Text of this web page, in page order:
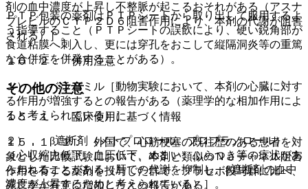
ＰＴＰ包装の薬剤はＰＴＰシートから取り出して服用するよ
う指導すること（ＰＴＰシートの誤飲により、硬い鋭角部が
食道粘膜へ刺入し、更には穿孔をおこして縦隔洞炎等の重篤
な合併症を併発することがある）。
その他の注意
１５．１． 臨床使用に基づく情報
１５．１．１． 外国で、心筋梗塞の既往歴のある患者を対
象とした比較試験において、本剤と類似のＮａチャネル阻害
作用を有する薬剤を投与した群で、プラセボ投与群に比べ、
死亡率が有意に増加したとの報告がある。
剤の血中濃度が上昇し不整脈が起こるおそれがある（アスナ
プレビルのＣＹＰ２Ｄ６阻害作用により、本剤の代謝が阻害
される）］。
１０．２． 併用注意：
１）． ベラパミル［動物実験において、本剤の心臓に対す
る作用が増強するとの報告がある（薬理学的な相加作用によ
ると考えられている）］。
２）． β遮断剤（メトプロロール、プロプラノロール）
［心収縮力低下、血圧低下、めまい、ふらつき等の症状があ
らわれることがある（肝での代謝を抑制し、β遮断剤の血中
濃度が上昇するためと考えられている）］。